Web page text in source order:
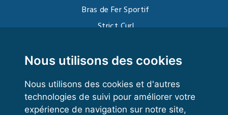
Nous utilisons des cookies
Nous utilisons des cookies et d'autres
technologies de suivi pour améliorer votre
expérience de navigation sur notre site,
Bras de Fer Sportif
Strict Curl
Kettlebell
VOS ESPACES